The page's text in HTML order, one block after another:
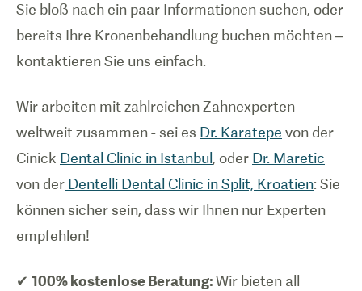
Sie bloß nach ein paar Informationen suchen, oder
bereits Ihre Kronenbehandlung buchen möchten –
kontaktieren Sie uns einfach.
Wir arbeiten mit zahlreichen Zahnexperten
weltweit zusammen - sei es Dr. Karatepe von der
Cinick Dental Clinic in Istanbul , oder Dr. Maretic
von der Dentelli Dental Clinic in Split, Kroatien: Sie
können sicher sein, dass wir Ihnen nur Experten
empfehlen!
✔ 100% kostenlose Beratung:Wir bieten all